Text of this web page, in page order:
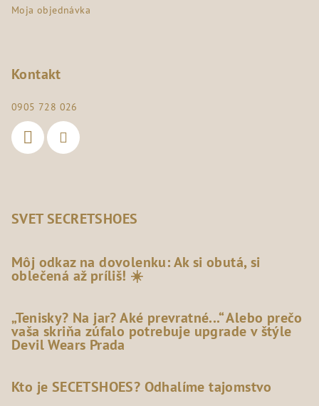
Moja objednávka
Kontakt
0905 728 026
SVET SECRETSHOES
Môj odkaz na dovolenku: Ak si obutá, si
oblečená až príliš! ☀️
„Tenisky? Na jar? Aké prevratné...“ Alebo prečo
vaša skriňa zúfalo potrebuje upgrade v štýle
Devil Wears Prada
Kto je SECETSHOES? Odhalíme tajomstvo